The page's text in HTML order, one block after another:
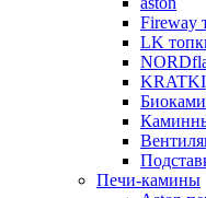
Fireway
LK
KRATKI
Печи-камины